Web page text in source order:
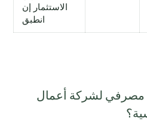
الاستثمار إن
انطبق
لشركة أعمال